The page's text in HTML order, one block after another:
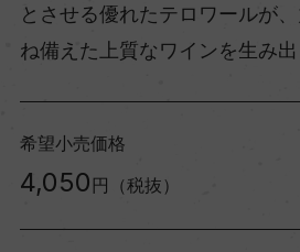
とさせる優れたテロワールが
ね備えた上質なワインを生み出
希望小売価格
4,050 円（税抜）